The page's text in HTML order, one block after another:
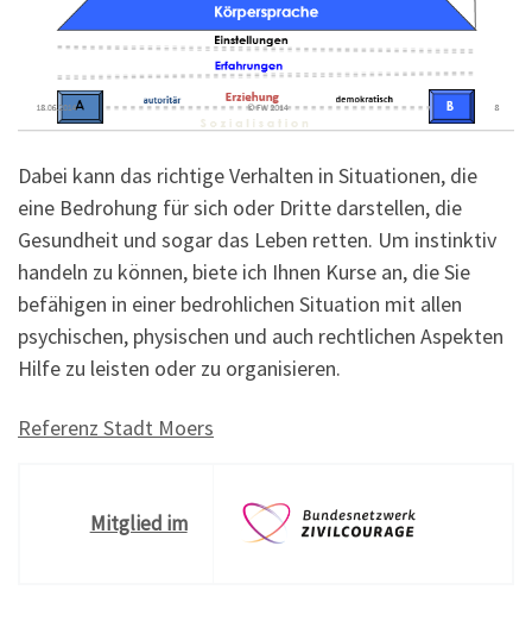
Dabei kann das richtige Verhalten in Situationen, die
eine Bedrohung für sich oder Dritte darstellen, die
Gesundheit und sogar das Leben retten. Um instinktiv
handeln zu können, biete ich Ihnen Kurse an, die Sie
befähigen in einer bedrohlichen Situation mit allen
psychischen, physischen und auch rechtlichen Aspekten
Hilfe zu leisten oder zu organisieren.
Referenz Stadt Moers
Mitglied im